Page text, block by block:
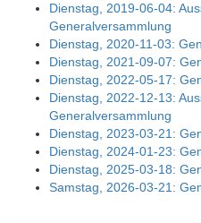
Dienstag, 2019-06-04:
Generalversammlung
Dienstag, 2020-11-03:
Dienstag, 2021-09-07:
Dienstag, 2022-05-17:
Dienstag, 2022-12-13:
Generalversammlung
Dienstag, 2023-03-21:
Dienstag, 2024-01-23:
Dienstag, 2025-03-18:
Samstag, 2026-03-21: